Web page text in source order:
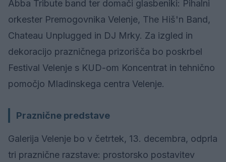
Abba Tribute band ter domači glasbeniki: Pihalni
orkester Premogovnika Velenje, The Hiš'n Band,
Chateau Unplugged in DJ Mrky. Za izgled in
dekoracijo prazničnega prizorišča bo poskrbel
Festival Velenje s KUD-om Koncentrat in tehnično
pomočjo Mladinskega centra Velenje.
Praznične predstave
Galerija Velenje bo v četrtek, 13. decembra, odprla
tri praznične razstave: prostorsko postavitev